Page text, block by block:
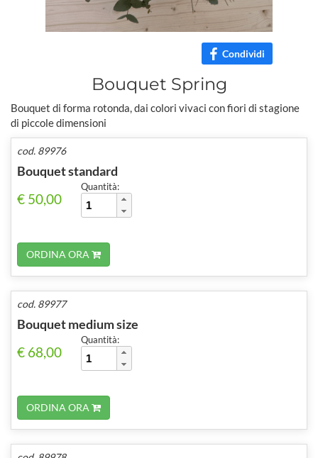
Condividi
Bouquet Spring
Bouquet di forma rotonda, dai colori vivaci con fiori di stagione
di piccole dimensioni
cod. 89976
Bouquet standard
€ 50,00
Quantità:
ORDINA ORA
cod. 89977
Bouquet medium size
€ 68,00
Quantità:
ORDINA ORA